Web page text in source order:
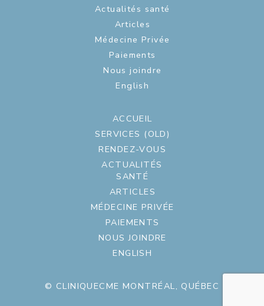
Actualités santé
Articles
Médecine Privée
Paiements
Nous joindre
English
ACCUEIL
SERVICES (OLD)
RENDEZ-VOUS
ACTUALITÉS
SANTÉ
ARTICLES
MÉDECINE PRIVÉE
PAIEMENTS
NOUS JOINDRE
ENGLISH
© CLINIQUECME MONTRÉAL, QUÉBEC